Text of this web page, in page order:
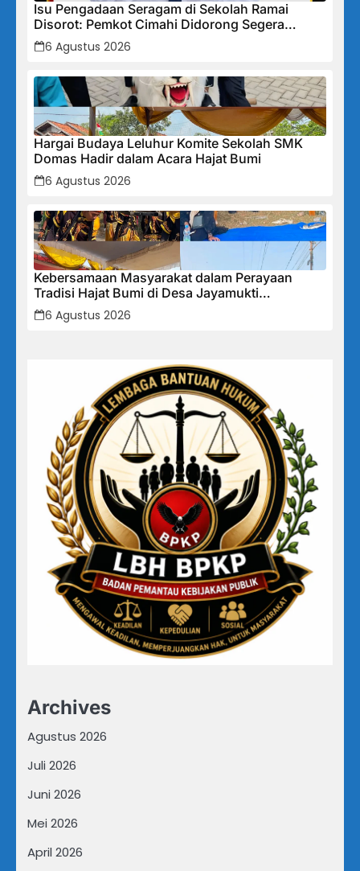
Isu Pengadaan Seragam di Sekolah Ramai
Disorot: Pemkot Cimahi Didorong Segera
Lakukan Pembinaan dan Perbaikan Sistem
Secara Menyeluruh
6 Agustus 2026
Hargai Budaya Leluhur Komite Sekolah SMK
Domas Hadir dalam Acara Hajat Bumi
6 Agustus 2026
Kebersamaan Masyarakat dalam Perayaan
Tradisi Hajat Bumi di Desa Jayamukti
Kecamatan Banyusari
6 Agustus 2026
Archives
Agustus 2026
Juli 2026
Juni 2026
Mei 2026
April 2026